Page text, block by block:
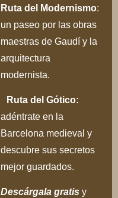
Ruta del Modernismo:
un paseo por las obras
maestras de Gaudí y la
arquitectura
modernista.
Ruta del Gótico:
adéntrate en la
Barcelona medieval y
descubre sus secretos
mejor guardados.
Descárgala gratis y